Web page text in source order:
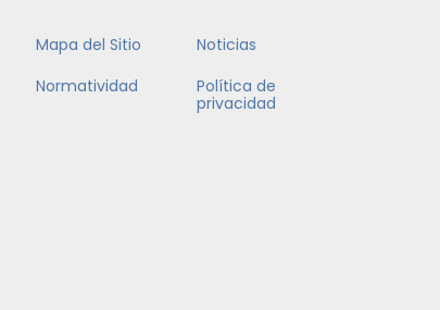
Mapa del Sitio
Noticias
Normatividad
Política de
privacidad